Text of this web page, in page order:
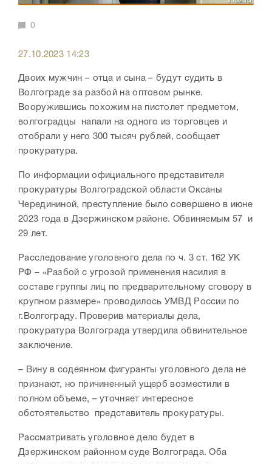
0
27.10.2023 14:23
Двоих мужчин – отца и сына – будут судить в
Волгограде за разбой на оптовом рынке.
Вооружившись похожим на пистолет предметом,
волгоградцы напали на одного из торговцев и
отобрали у него 300 тысяч рублей, сообщает
прокуратура.
По информации официального представителя
прокуратуры Волгоградской области Оксаны
Чередининой, преступление было совершено в июне
2023 года в Дзержинском районе. Обвиняемым 57 и
29 лет.
Расследование уголовного дела по ч. 3 ст. 162 УК
РФ – «Разбой с угрозой применения насилия в
составе группы лиц по предварительному сговору в
крупном размере» проводилось УМВД России по
г.Волгограду. Проверив материалы дела,
прокуратура Волгограда утвердила обвинительное
заключение.
– Вину в содеянном фигуранты уголовного дела не
признают, но причиненный ущерб возместили в
полном объеме, – уточняет интересное
обстоятельство представитель прокуратуры.
Рассматривать уголовное дело будет в
Дзержинском районном суде Волгограда. Оба